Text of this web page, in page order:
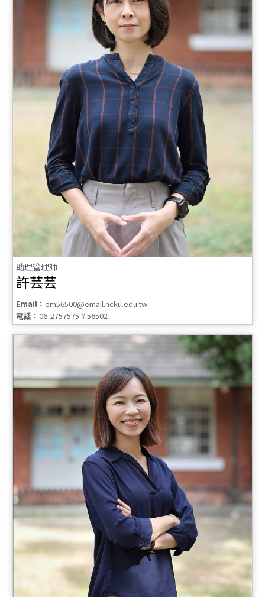
助理管理師
許芸芸
Email： em56500@email.ncku.edu.tw
電話： 06-2757575＃56502